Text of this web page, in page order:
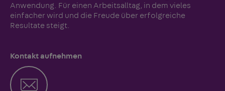
Anwendung. Für einen Arbeitsalltag, in dem vieles
einfacher wird und die Freude über erfolgreiche
Resultate steigt.
Kontakt aufnehmen